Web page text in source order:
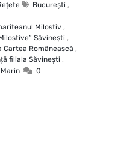
Bucureşti ,
Milostiv ,
Săvineşti ,
Cartea Românească ,
filiala Săvineşti ,
0